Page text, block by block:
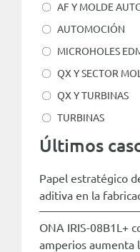
AF Y MOLDE
AUTOMOCIÓN
MICROHOLES
QX Y SECTOR
QX Y TURBINAS
TURBINAS
Últimos
Papel estratégico
aditiva en la
ONA IRIS-08B1L+
amperios aumenta